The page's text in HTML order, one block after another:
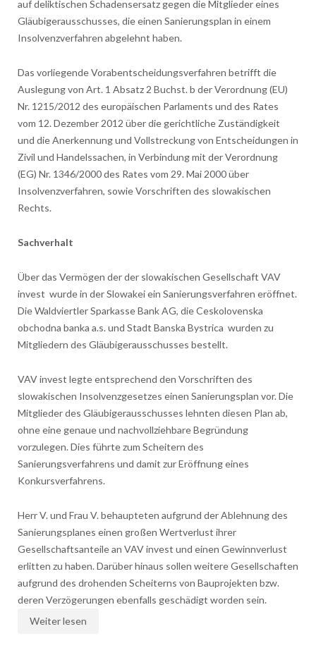
auf deliktischen Schadensersatz gegen die Mitglieder eines
Gläubigerausschusses, die einen Sanierungsplan in einem
Insolvenzverfahren abgelehnt haben.
Das vorliegende Vorabentscheidungsverfahren betrifft die
Auslegung von Art. 1 Absatz 2 Buchst. b der Verordnung (EU)
Nr. 1215/2012 des europäischen Parlaments und des Rates
vom 12. Dezember 2012 über die gerichtliche Zuständigkeit
und die Anerkennung und Vollstreckung von Entscheidungen in
Zivil und Handelssachen, in Verbindung mit der Verordnung
(EG) Nr. 1346/2000 des Rates vom 29. Mai 2000 über
Insolvenzverfahren, sowie Vorschriften des slowakischen
Rechts.
Sachverhalt
Über das Vermögen der der slowakischen Gesellschaft VAV
invest wurde in der Slowakei ein Sanierungsverfahren eröffnet.
Die Waldviertler Sparkasse Bank AG, die Ceskolovenska
obchodna banka a.s. und Stadt Banska Bystrica wurden zu
Mitgliedern des Gläubigerausschusses bestellt.
VAV invest legte entsprechend den Vorschriften des
slowakischen Insolvenzgesetzes einen Sanierungsplan vor. Die
Mitglieder des Gläubigerausschusses lehnten diesen Plan ab,
ohne eine genaue und nachvollziehbare Begründung
vorzulegen. Dies führte zum Scheitern des
Sanierungsverfahrens und damit zur Eröffnung eines
Konkursverfahrens.
Herr V. und Frau V. behaupteten aufgrund der Ablehnung des
Sanierungsplanes einen großen Wertverlust ihrer
Gesellschaftsanteile an VAV invest und einen Gewinnverlust
erlitten zu haben. Darüber hinaus sollen weitere Gesellschaften
aufgrund des drohenden Scheiterns von Bauprojekten bzw.
deren Verzögerungen ebenfalls geschädigt worden sein.
Weiter lesen